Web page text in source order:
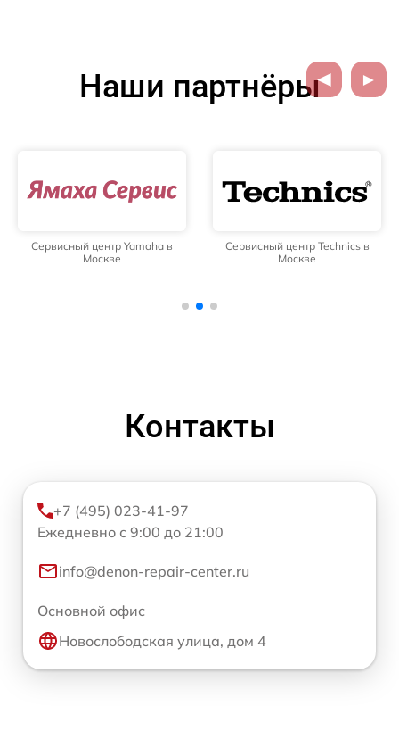
Наши партнёры
Сервисный центр Yamaha в
Москве
Сервисный центр Technics в
Москве
Контакты
+7 (495) 023-41-97
Ежедневно с 9:00 до 21:00
info@denon-repair-center.ru
Основной офис
Новослободская улица, дом 4